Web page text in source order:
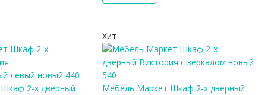
2-х дверный
Хит
Мебель Маркет Шкаф 2-х дверный